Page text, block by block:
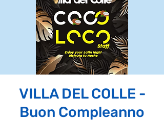
VILLA DEL COLLE -
Buon Compleanno